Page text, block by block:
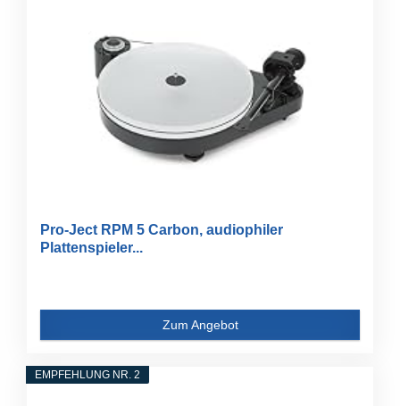
Pro-Ject RPM 5 Carbon, audiophiler
Plattenspieler...
Zum Angebot
EMPFEHLUNG NR. 2